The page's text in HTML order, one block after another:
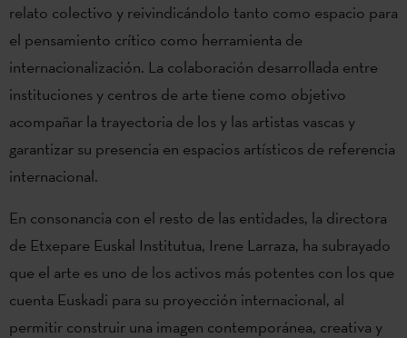
relato colectivo y reivindicándolo tanto como espacio para
el pensamiento crítico como herramienta de
internacionalización. La colaboración desarrollada entre
instituciones y centros de arte tiene como objetivo
acompañar la trayectoria de los y las artistas vascas y
garantizar su presencia en espacios artísticos de referencia
internacional.
En consonancia con el resto de las entidades, la directora
de Etxepare Euskal Institutua, Irene Larraza, ha subrayado
que el arte es uno de los activos más potentes con los que
cuenta Euskadi para su proyección internacional, al
permitir construir una imagen contemporánea, creativa y